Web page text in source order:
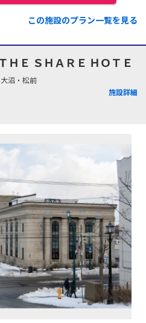
この施設のプラン一覧を見る
ＨＥ ＳＨＡＲＥ ＨＯＴＥ
沼・松前
施設詳細